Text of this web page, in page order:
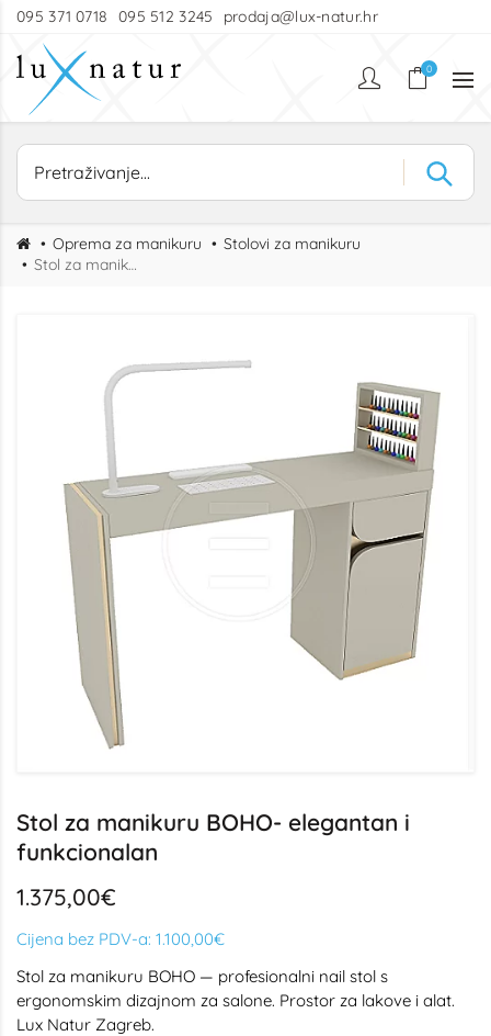
095 371 0718 095 512 3245 prodaja@lux-natur.hr
0
Oprema za manikuru
Stolovi za manikuru
Stol za manikuru BOHO
Stol za manikuru BOHO- elegantan i
funkcionalan
1.375,00€
Cijena bez PDV-a: 1.100,00€
Stol za manikuru BOHO — profesionalni nail stol s
ergonomskim dizajnom za salone. Prostor za lakove i alat.
Lux Natur Zagreb.